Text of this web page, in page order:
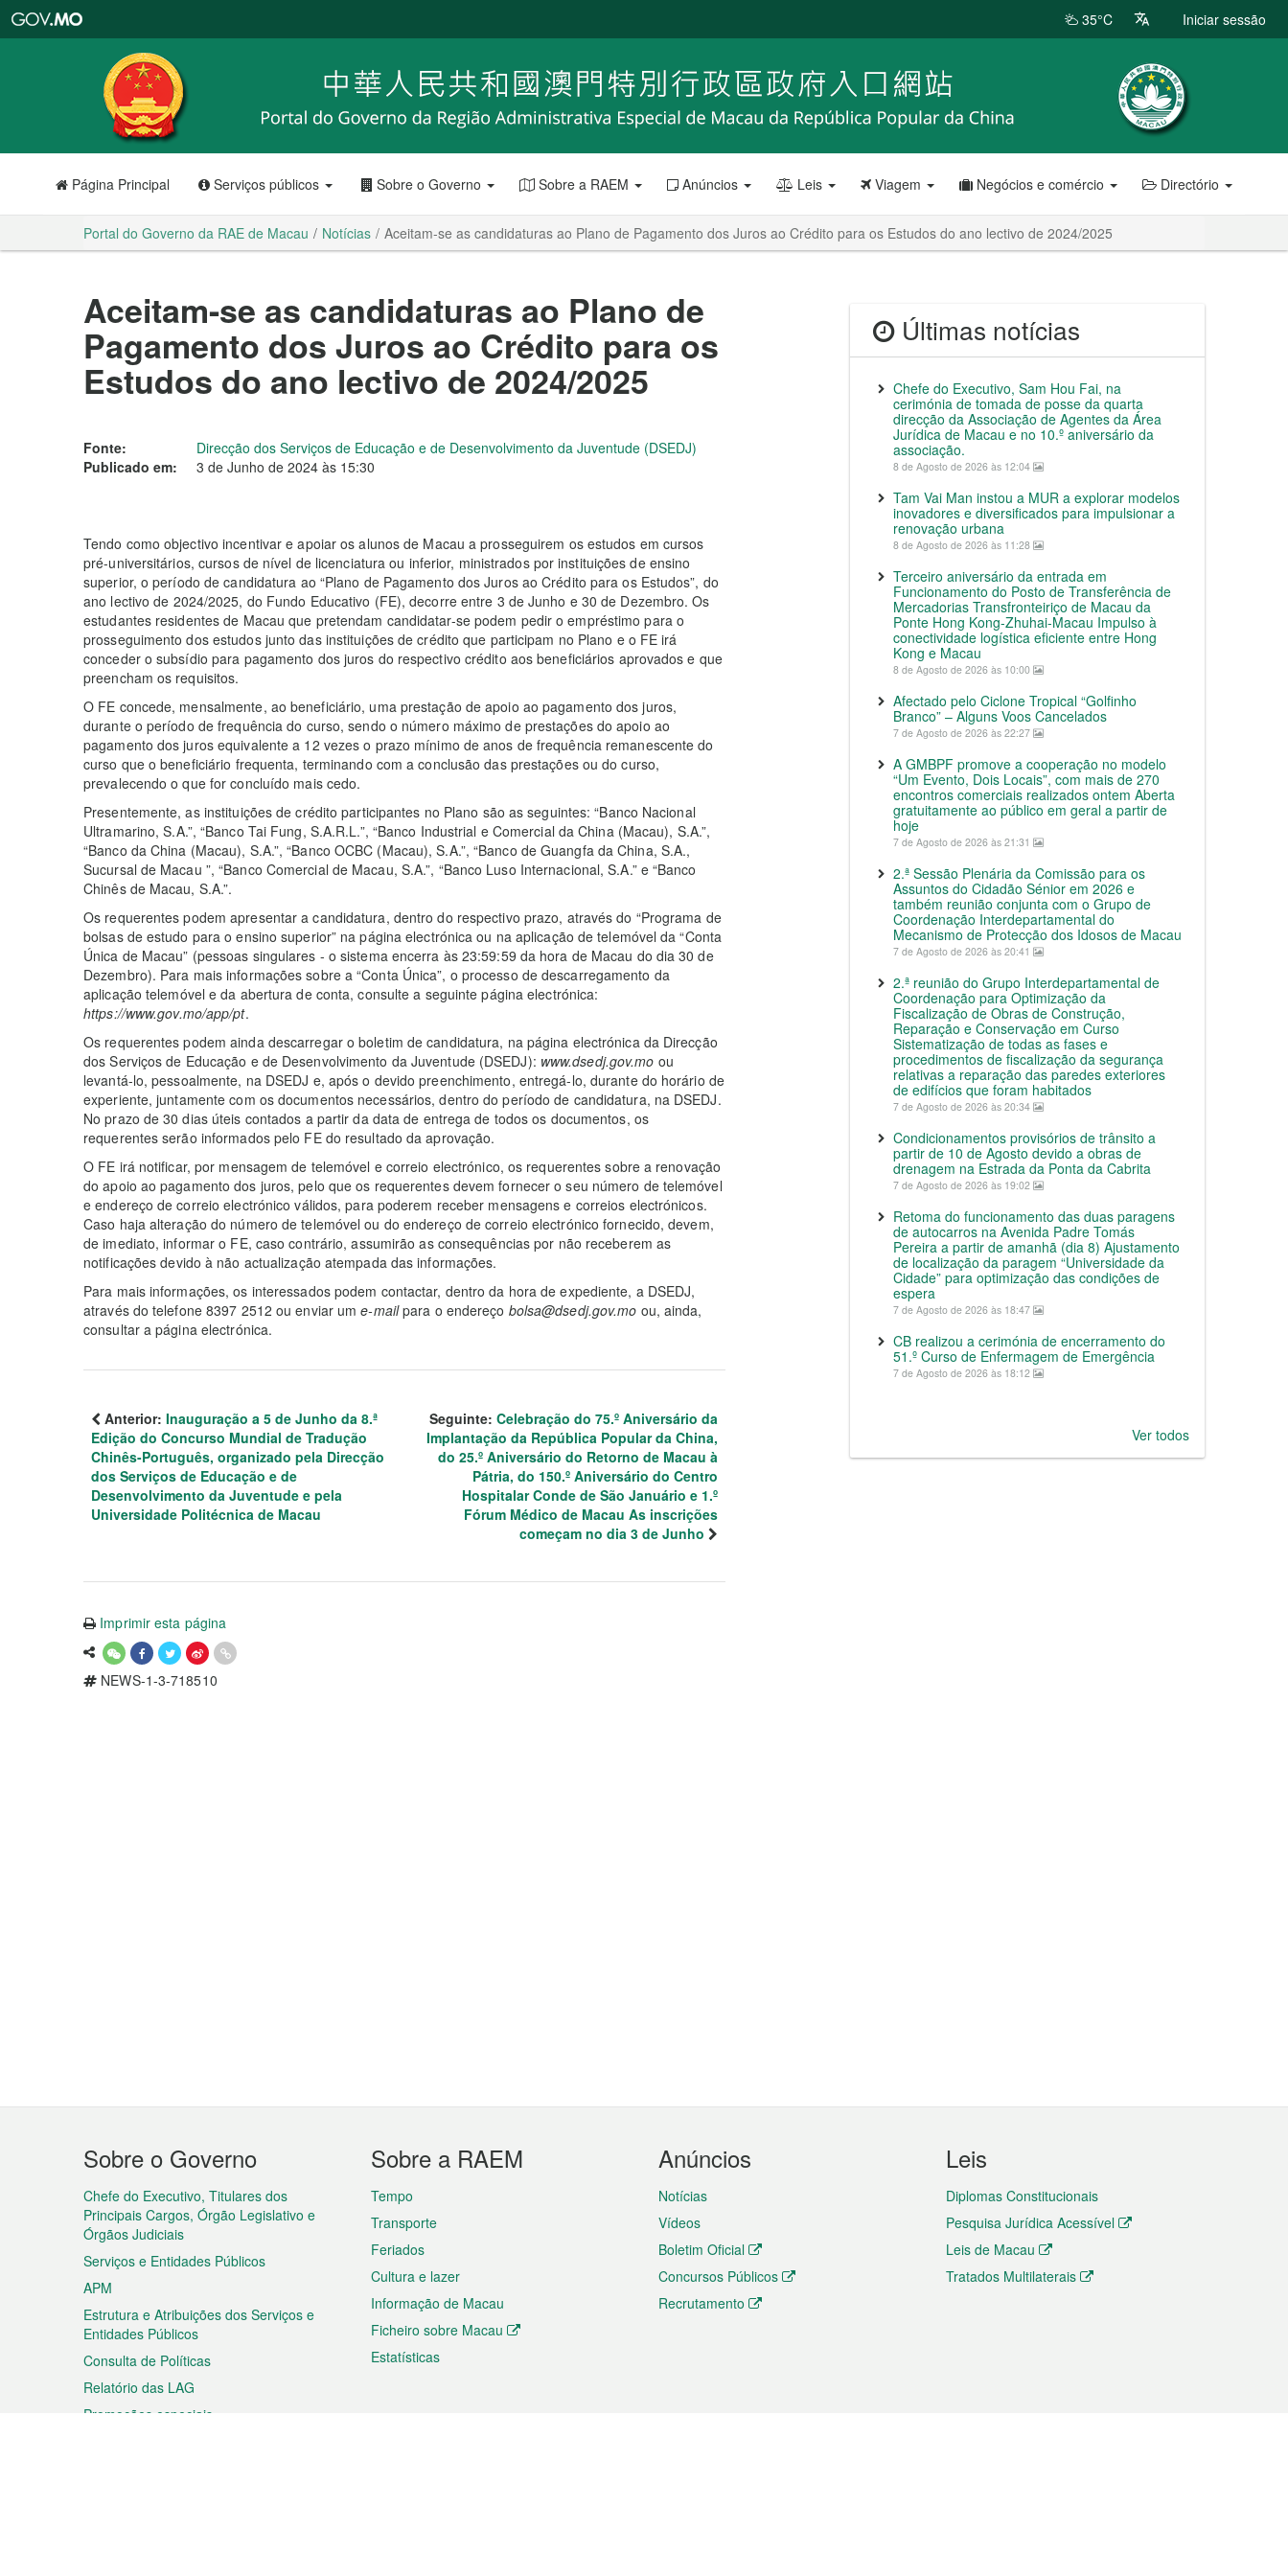
RAE
de
Macau
35°C Iniciar sessão
Página Principal Serviços públicos Sobre o Governo Sobre a RAEM Anúncios Leis Viagem Negócios e comércio Directório
Portal do Governo da RAE de Macau Notícias Aceitam-se as candidaturas ao Plano de Pagamento dos Juros ao Crédito para os Estudos do ano lectivo de 2024/2025
Aceitam-se as candidaturas ao Plano de
Pagamento dos Juros ao Crédito para os
Estudos do ano lectivo de 2024/2025
Fonte:
Direcção dos Serviços de Educação e de Desenvolvimento da Juventude (DSEDJ)
Publicado em:
3 de Junho de 2024 às 15:30
Tendo como objectivo incentivar e apoiar os alunos de Macau a prosseguirem os estudos em cursos
pré-universitários, cursos de nível de licenciatura ou inferior, ministrados por instituições de ensino
superior, o período de candidatura ao “Plano de Pagamento dos Juros ao Crédito para os Estudos”, do
ano lectivo de 2024/2025, do Fundo Educativo (FE), decorre entre 3 de Junho e 30 de Dezembro. Os
estudantes residentes de Macau que pretendam candidatar-se podem pedir o empréstimo para o
prosseguimento dos estudos junto das instituições de crédito que participam no Plano e o FE irá
conceder o subsídio para pagamento dos juros do respectivo crédito aos beneficiários aprovados e que
preencham os requisitos.
O FE concede, mensalmente, ao beneficiário, uma prestação de apoio ao pagamento dos juros,
durante o período de frequência do curso, sendo o número máximo de prestações do apoio ao
pagamento dos juros equivalente a 12 vezes o prazo mínimo de anos de frequência remanescente do
curso que o beneficiário frequenta, terminando com a conclusão das prestações ou do curso,
prevalecendo o que for concluído mais cedo.
Presentemente, as instituições de crédito participantes no Plano são as seguintes: “Banco Nacional
Ultramarino, S.A.”, “Banco Tai Fung, S.A.R.L.”, “Banco Industrial e Comercial da China (Macau), S.A.”,
“Banco da China (Macau), S.A.”, “Banco OCBC (Macau), S.A.”, “Banco de Guangfa da China, S.A.,
Sucursal de Macau ”, “Banco Comercial de Macau, S.A.”, “Banco Luso Internacional, S.A.” e “Banco
Chinês de Macau, S.A.”.
Os requerentes podem apresentar a candidatura, dentro do respectivo prazo, através do “Programa de
bolsas de estudo para o ensino superior” na página electrónica ou na aplicação de telemóvel da “Conta
Única de Macau” (pessoas singulares - o sistema encerra às 23:59:59 da hora de Macau do dia 30 de
Dezembro). Para mais informações sobre a “Conta Única”, o processo de descarregamento da
aplicação telemóvel e da abertura de conta, consulte a seguinte página electrónica:
https://www.gov.mo/app/pt.
Os requerentes podem ainda descarregar o boletim de candidatura, na página electrónica da Direcção
dos Serviços de Educação e de Desenvolvimento da Juventude (DSEDJ): www.dsedj.gov.mo ou
levantá-lo, pessoalmente, na DSEDJ e, após o devido preenchimento, entregá-lo, durante do horário de
experiente, juntamente com os documentos necessários, dentro do período de candidatura, na DSEDJ.
No prazo de 30 dias úteis contados a partir da data de entrega de todos os documentos, os
requerentes serão informados pelo FE do resultado da aprovação.
O FE irá notificar, por mensagem de telemóvel e correio electrónico, os requerentes sobre a renovação
do apoio ao pagamento dos juros, pelo que os requerentes devem fornecer o seu número de telemóvel
e endereço de correio electrónico válidos, para poderem receber mensagens e correios electrónicos.
Caso haja alteração do número de telemóvel ou do endereço de correio electrónico fornecido, devem,
de imediato, informar o FE, caso contrário, assumirão as consequências por não receberem as
notificações devido à não actualização atempada das informações.
Para mais informações, os interessados podem contactar, dentro da hora de expediente, a DSEDJ,
através do telefone 8397 2512 ou enviar ume-mailpara o endereço bolsa@dsedj.gov.mo ou, ainda,
consultar a página electrónica.
Anterior: Inauguração a 5 de Junho da 8.ª
Edição do Concurso Mundial de Tradução
Chinês-Português, organizado pela Direcção
dos Serviços de Educação e de
Desenvolvimento da Juventude e pela
Universidade Politécnica de Macau
Seguinte: Celebração do 75.º Aniversário da
Implantação da República Popular da China,
do 25.º Aniversário do Retorno de Macau à
Pátria, do 150.º Aniversário do Centro
Hospitalar Conde de São Januário e 1.º
Fórum Médico de Macau As inscrições
começam no dia 3 de Junho
Imprimir esta página
NEWS-1-3-718510
Últimas notícias
Chefe do Executivo, Sam Hou Fai, na
cerimónia de tomada de posse da quarta
direcção da Associação de Agentes da Área
Jurídica de Macau e no 10.º aniversário da
associação.
8 de Agosto de 2026 às 12:04
Tam Vai Man instou a MUR a explorar modelos
inovadores e diversificados para impulsionar a
renovação urbana
8 de Agosto de 2026 às 11:28
Terceiro aniversário da entrada em
Funcionamento do Posto de Transferência de
Mercadorias Transfronteiriço de Macau da
Ponte Hong Kong-Zhuhai-Macau Impulso à
conectividade logística eficiente entre Hong
Kong e Macau
8 de Agosto de 2026 às 10:00
Afectado pelo Ciclone Tropical “Golfinho
Branco” – Alguns Voos Cancelados
7 de Agosto de 2026 às 22:27
A GMBPF promove a cooperação no modelo
“Um Evento, Dois Locais”, com mais de 270
encontros comerciais realizados ontem Aberta
gratuitamente ao público em geral a partir de
hoje
7 de Agosto de 2026 às 21:31
2.ª Sessão Plenária da Comissão para os
Assuntos do Cidadão Sénior em 2026 e
também reunião conjunta com o Grupo de
Coordenação Interdepartamental do
Mecanismo de Protecção dos Idosos de Macau
7 de Agosto de 2026 às 20:41
2.ª reunião do Grupo Interdepartamental de
Coordenação para Optimização da
Fiscalização de Obras de Construção,
Reparação e Conservação em Curso
Sistematização de todas as fases e
procedimentos de fiscalização da segurança
relativas a reparação das paredes exteriores
de edifícios que foram habitados
7 de Agosto de 2026 às 20:34
Condicionamentos provisórios de trânsito a
partir de 10 de Agosto devido a obras de
drenagem na Estrada da Ponta da Cabrita
7 de Agosto de 2026 às 19:02
Retoma do funcionamento das duas paragens
de autocarros na Avenida Padre Tomás
Pereira a partir de amanhã (dia 8) Ajustamento
de localização da paragem “Universidade da
Cidade” para optimização das condições de
espera
7 de Agosto de 2026 às 18:47
CB realizou a cerimónia de encerramento do
51.º Curso de Enfermagem de Emergência
7 de Agosto de 2026 às 18:12
Ver todos
Menu
do
rodapé
Sobre o Governo
Chefe do Executivo, Titulares dos
Principais Cargos, Órgão Legislativo e
Órgãos Judiciais
Serviços e Entidades Públicos
APM
Estrutura e Atribuições dos Serviços e
Entidades Públicos
Consulta de Políticas
Relatório das LAG
Promoções especiais
Sobre a RAEM
Tempo
Transporte
Feriados
Cultura e lazer
Informação de Macau
Ficheiro sobre Macau
Estatísticas
Anúncios
Notícias
Vídeos
Boletim Oficial
Concursos Públicos
Recrutamento
Leis
Diplomas Constitucionais
Pesquisa Jurídica Acessível
Leis de Macau
Tratados Multilaterais